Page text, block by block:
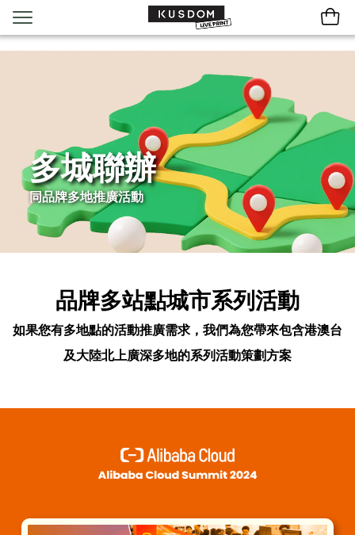
多城聯辦
同品牌多地推廣活動
品牌多站點城市系列活動
如果您有多地點的活動推廣需求，我們為您帶來包含港澳台
及大陸北上廣深多地的系列活動策劃方案